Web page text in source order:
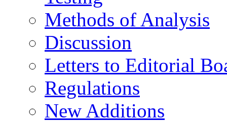
Methods of Analysis
Discussion
Letters to Editorial
Regulations
New Additions